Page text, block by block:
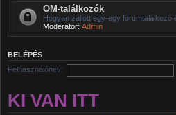
OM-találkozók
Hogyan zajlott egy-egy fórumtalálkozó
Moderátor: Admin
BELÉPÉS
Felhasználónév:
KI VAN ITT